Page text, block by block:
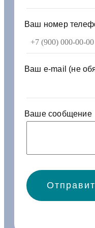
8
0
1
у
б
Ваш номер
Ваш e-mail (не
Ваше сообщение